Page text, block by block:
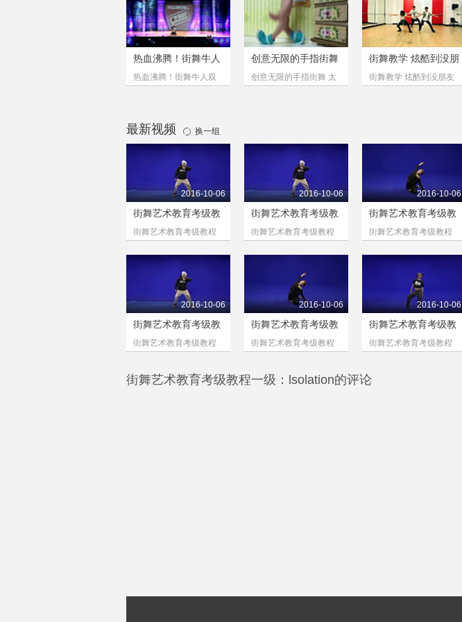
热血沸腾！街舞牛人
双
热血沸腾！街舞牛人双
创意无限的手指街舞
太
创意无限的手指街舞 太
街舞教学 炫酷到没朋
友
街舞教学 炫酷到没朋友
最新视频 换一组
2016-10-06
街舞艺术教育考级教
程
街舞艺术教育考级教程
2016-10-06
街舞艺术教育考级教
程
街舞艺术教育考级教程
2016-10-06
街舞艺术教育考级教
程
街舞艺术教育考级教程
2016-10-06
街舞艺术教育考级教
程
街舞艺术教育考级教程
lsolation
2016-10-06
街舞艺术教育考级教
程
街舞艺术教育考级教程
2016-10-06
街舞艺术教育考级教
程
街舞艺术教育考级教程
街舞艺术教育考级教程一级：lsolation的评论